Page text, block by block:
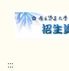
容
:::